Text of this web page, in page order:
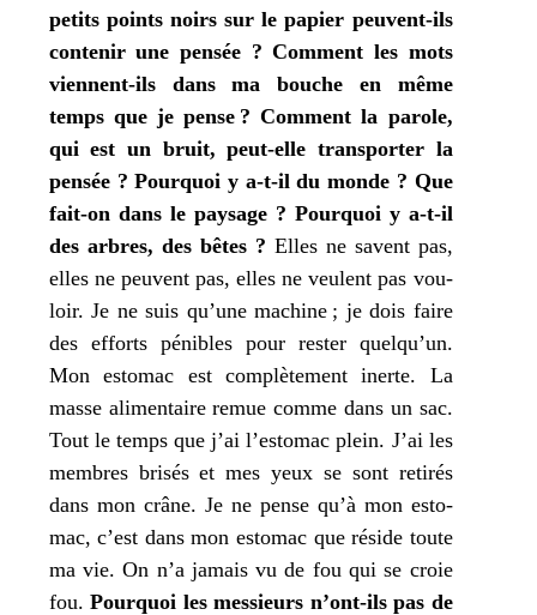
petits points noirs sur le papier peuvent-ils
conte­nir une pen­sée ? Comment les mots
viennent-ils dansma bouche en même
temps queje pense ? Comment la parole,
qui est un bruit, peut-elle trans­por­ter la
pen­sée ? Pourquoi y a‑t-il du monde ? Que
fait-on dans le pay­sage ? Pourquoi y a‑t-il
des arbres, des bêtes ? Elles ne savent pas,
elles ne peuvent pas, elles ne veulent pas vou­
loir.Je ne suis qu’une machine ; jedois faire
des efforts pénibles pour res­ter quelqu’un.
Mon esto­mac est com­plè­te­ment inerte. La
masse ali­men­taire remue comme dans un sac.
Tout le temps quej’ai l’estomac plein. J’ai les
membres bri­sés etmes yeux se sont reti­rés
dans mon crâne. Jene pense qu’à mon esto­
mac, c’est dansmon esto­mac que réside toute
ma vie. On n’a jamais vu de fou qui se croie
fou.Pourquoi les mes­sieurs n’ont-ils pas de